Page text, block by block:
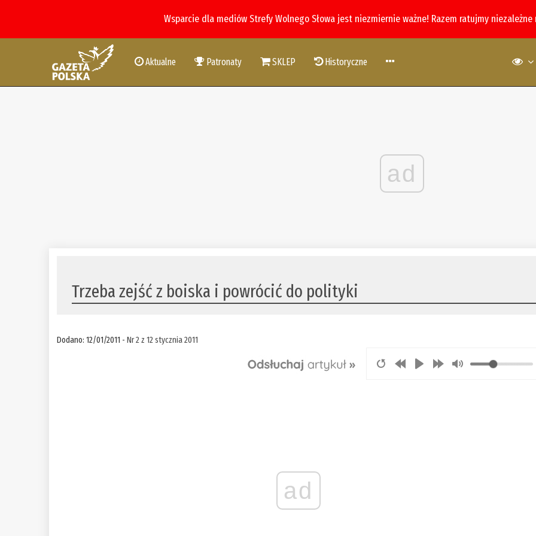
Wsparcie dla mediów Strefy Wolnego Słowa jest niezmiernie ważne! Razem ratujmy
Aktualne Patronaty SKLEP Historyczne
ad
Trzeba zejść z boiska i powrócić do polityki
Dodano: 12/01/2011 -Nr 2 z 12 stycznia 2011
ad